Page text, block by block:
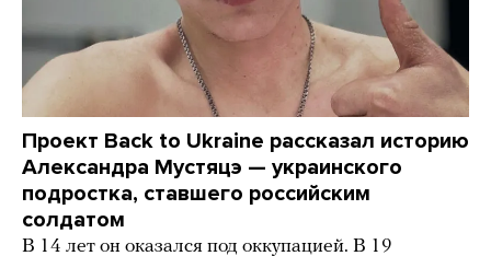
Проект Back to Ukraine рассказал историю
Александра Мустяцэ — украинского
подростка, ставшего российским
солдатом
В 14 лет он оказался под оккупацией. В 19